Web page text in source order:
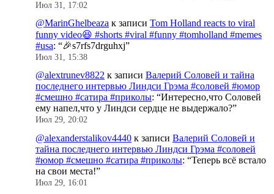
Июл 31, 17:02
@MarinGhelbeaza к записи Tom Holland reacts to viral
funny video😆 #shorts #viral #funny #tomholland #memes
#usa: “🎉s7rfs7drguhxj”
Июл 31, 15:38
@alextrunev8822 к записи Валерий Соловей и тайна
последнего интервью Линдси Грэма #соловей #юмор
#смешно #сатира #приколы: “Интересно,что Соловей
ему напел,что у Линдси сердце не выдержало?”
Июл 29, 20:02
@alexanderstalikov4440 к записи Валерий Соловей и
тайна последнего интервью Линдси Грэма #соловей
#юмор #смешно #сатира #приколы: “Теперь всё встало
на свои места!”
Июл 29, 16:01